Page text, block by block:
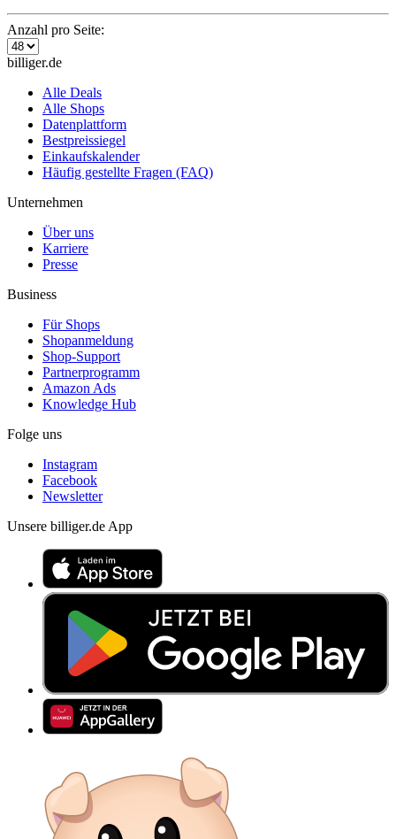
Anzahl pro Seite:
billiger.de
Alle Deals
Alle Shops
Datenplattform
Bestpreissiegel
Einkaufskalender
Häufig gestellte Fragen (FAQ)
Unternehmen
Über uns
Karriere
Presse
Business
Für Shops
Shopanmeldung
Shop-Support
Partnerprogramm
Amazon Ads
Knowledge Hub
Folge uns
Instagram
Facebook
Newsletter
Unsere billiger.de App